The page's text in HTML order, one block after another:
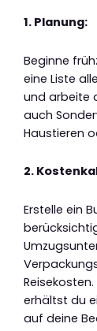
1. Planung:
Beginne
eine Liste
und arbeite
auch
Haustieren
2.
Erstelle ein
erhältst du
auf deine